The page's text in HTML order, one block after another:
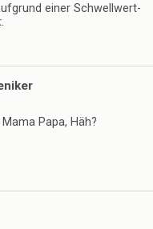
einer Schwellwert-
Papa, Häh?